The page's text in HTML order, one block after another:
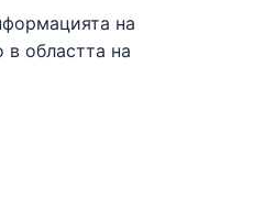
на
в областта на